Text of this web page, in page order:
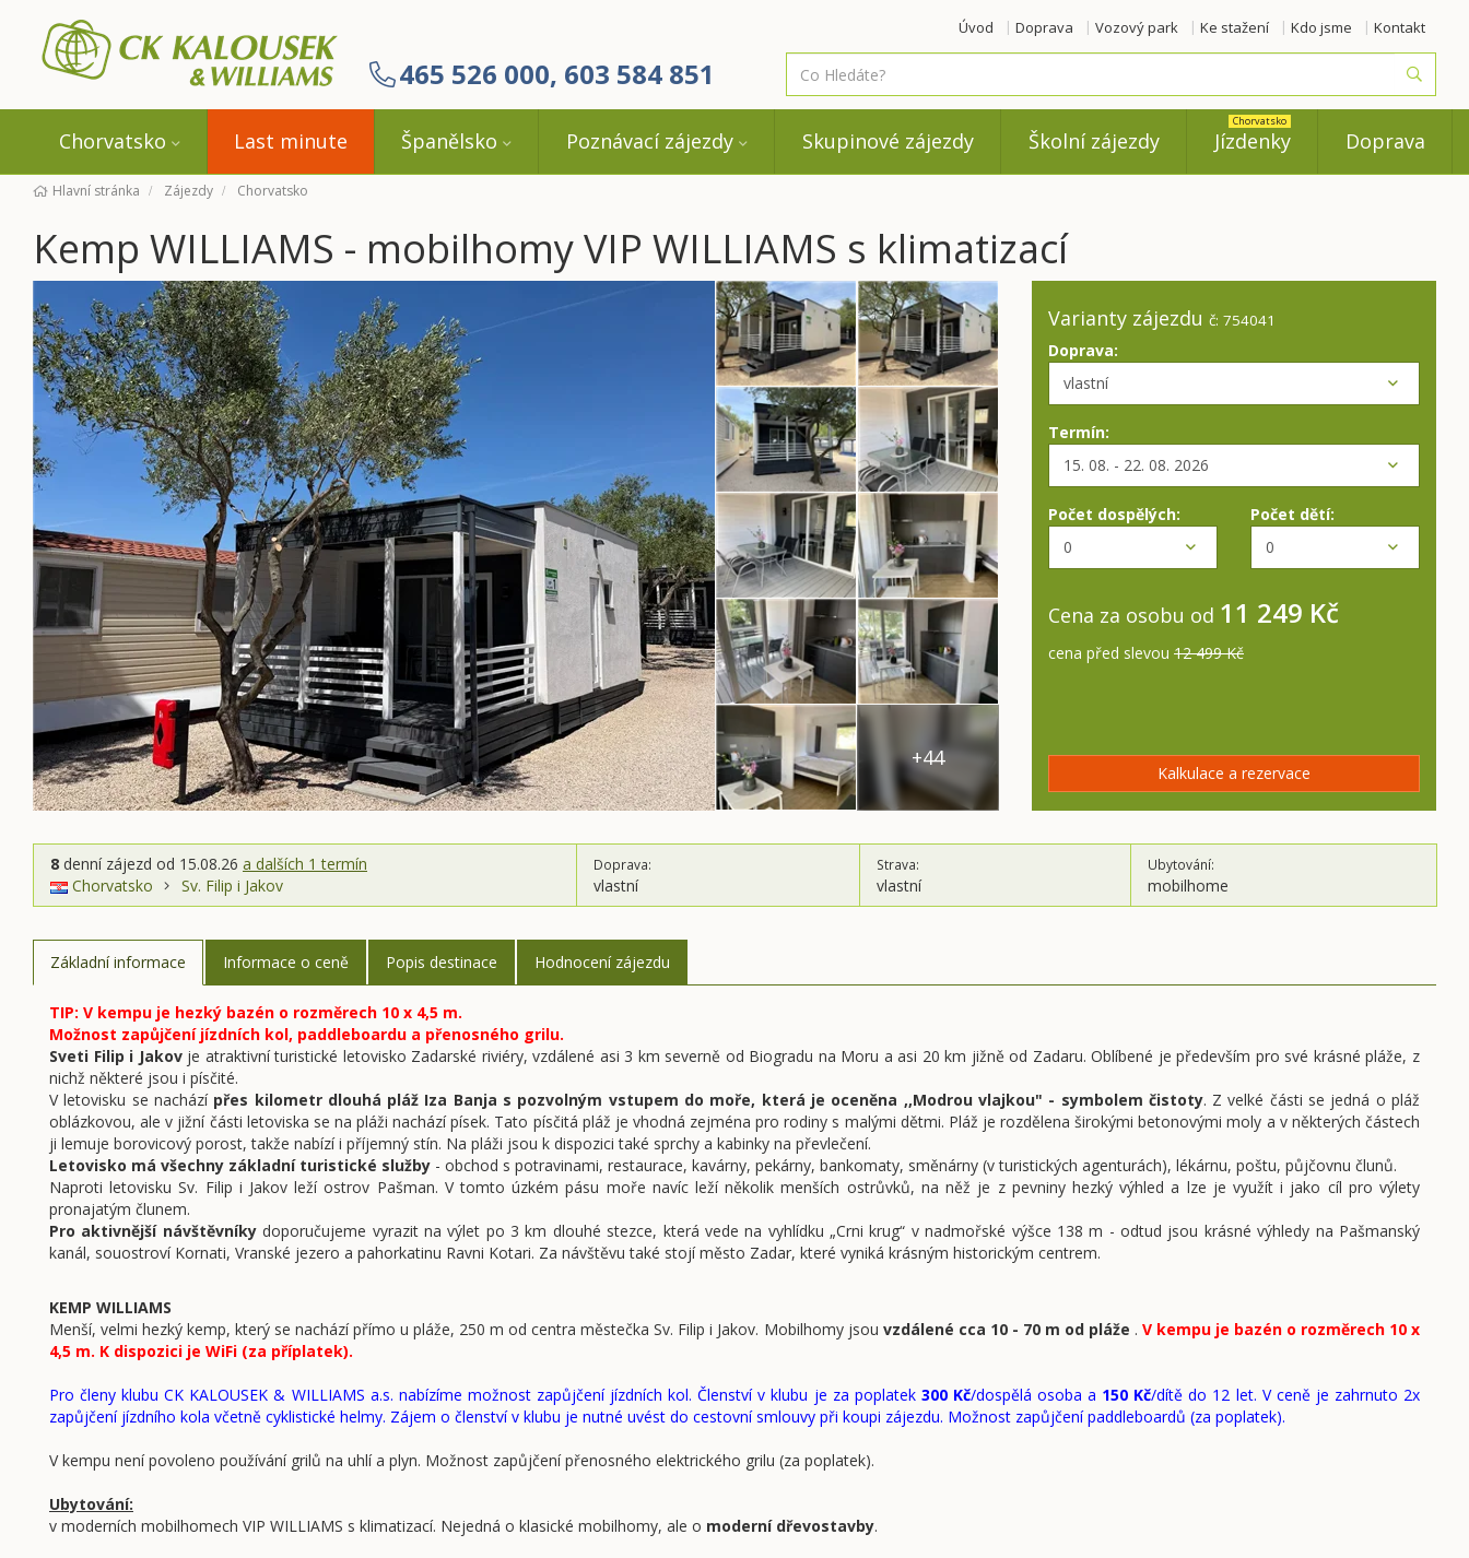
Úvod Doprava Vozový park Ke stažení Kdo jsme Kontakt
465 526 000, 603 584 851
hledáte
Chorvatsko Last minute Španělsko Poznávací zájezdy Skupinové zájezdy Školní zájezdy Jízdenky
Chorvatsko
Doprava
Hlavní stránka Zájezdy Chorvatsko
Kemp WILLIAMS - mobilhomy VIP WILLIAMS s klimatizací
Varianty zájezdu č: 754041
Doprava:
Termín:
Počet dospělých: Počet dětí:
Cena za osobu od 11 249 Kč
cena před slevou 12 499 Kč
Kalkulace a rezervace
+44
8 denní zájezd od 15.08.26 a dalších 1 termín
Chorvatsko
Sv. Filip i Jakov
Doprava:
vlastní
Strava:
vlastní
Ubytování:
mobilhome
Základní informace Informace o ceně Popis destinace Hodnocení zájezdu
TIP: V kempu je hezký bazén o rozměrech 10 x 4,5 m.
Možnost zapůjčení jízdních kol, paddleboardu a přenosného grilu.
Sveti Filip i Jakov je atraktivní turistické letovisko Zadarské riviéry, vzdálené asi 3 km severně od Biogradu na Moru a asi 20 km jižně od Zadaru. Oblíbené je především pro své krásné pláže, z
nichž některé jsou i písčité.
V letovisku se nachází přes kilometr dlouhá pláž Iza Banja s pozvolným vstupem do moře, která je oceněna ,,Modrou vlajkou" - symbolem čistoty. Z velké části se jedná o pláž
oblázkovou, ale v jižní části letoviska se na pláži nachází písek. Tato písčitá pláž je vhodná zejména pro rodiny s malými dětmi. Pláž je rozdělena širokými betonovými moly a v některých částech
ji lemuje borovicový porost, takže nabízí i příjemný stín. Na pláži jsou k dispozici také sprchy a kabinky na převlečení.
Letovisko má všechny základní turistické služby - obchod s potravinami, restaurace, kavárny, pekárny, bankomaty, směnárny (v turistických agenturách), lékárnu, poštu, půjčovnu člunů.
Naproti letovisku Sv. Filip i Jakov leží ostrov Pašman. V tomto úzkém pásu moře navíc leží několik menších ostrůvků, na něž je z pevniny hezký výhled a lze je využít i jako cíl pro výlety
pronajatým člunem.
Pro aktivnější návštěvníkydoporučujeme vyrazit na výlet po 3 km dlouhé stezce, která vede na vyhlídku „Crni krug“ v nadmořské výšce 138 m - odtud jsou krásné výhledy na Pašmanský
kanál, souostroví Kornati, Vranské jezero a pahorkatinu Ravni Kotari. Za návštěvu také stojí město Zadar, které vyniká krásným historickým centrem.
KEMP WILLIAMS
Menší, velmi hezký kemp, který se nachází přímo u pláže, 250 m od centra městečka Sv. Filip i Jakov. Mobilhomy jsou vzdálené cca 10 - 70 m od pláže . V kempu je bazén o rozměrech 10 x
4,5 m. K dispozici je WiFi (za příplatek).
Pro členy klubu CK KALOUSEK & WILLIAMS a.s. nabízíme možnost zapůjčení jízdních kol. Členství v klubu je za poplatek 300 Kč/dospělá osoba a 150 Kč/dítě do 12 let. V ceně je zahrnuto 2x
zapůjčení jízdního kola včetně cyklistické helmy. Zájem o členství v klubu je nutné uvést do cestovní smlouvy při koupi zájezdu. Možnost zapůjčení paddleboardů (za poplatek).
V kempu není povoleno používání grilů na uhlí a plyn. Možnost zapůjčení přenosného elektrického grilu (za poplatek).
Ubytování:
v moderních mobilhomech VIP WILLIAMS s klimatizací. Nejedná o klasické mobilhomy, ale o moderní dřevostavby.